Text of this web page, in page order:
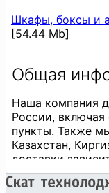
Шкафы, боксы и
[54.44 Mb]